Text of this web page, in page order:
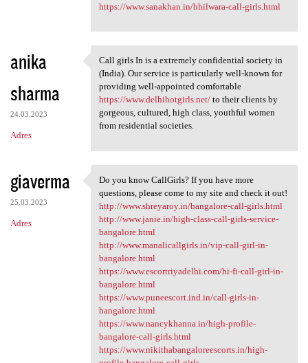
https://www.sanakhan.in/bhilwara-call-girls.html
anika
sharma
24.03.2023
Adres
Call girls In is a extremely
Call girls In is a extremely confidential society in
(India). Our service is particularly well-known for
providing well-appointed comfortable
https://www.delhihotgirls.net/to their clients by
gorgeous, cultured, high class, youthful women
from residential societies.
giaverma
25.03.2023
Adres
Do you know CallGirls? If you
Do you know CallGirls? If you have more
questions, please come to my site and check it out!
http://www.shreyaroy.in/bangalore-call-girls.html
http://www.janie.in/high-class-call-girls-service-
bangalore.html
http://www.manalicallgirls.in/vip-call-girl-in-
bangalore.html
https://www.escortriyadelhi.com/hi-fi-call-girl-in-
bangalore.html
https://www.puneescort.ind.in/call-girls-in-
bangalore.html
https://www.nancykhanna.in/high-profile-
bangalore-call-girls.html
https://www.nikithabangaloreescorts.in/high-